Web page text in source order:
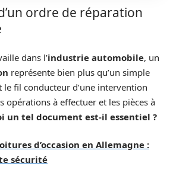
ordre de réparation
dans l’industrie automobile, un
représente bien plus qu’un simple
le fil conducteur d’une intervention
opérations à effectuer et les pièces à
un tel document est-il essentiel ?
d’occasion en Allemagne :
sécurité